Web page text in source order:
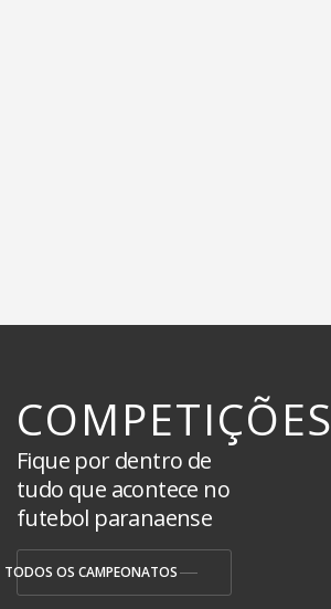
COMPETIÇÕES
Fique por dentro de
tudo que acontece no
futebol paranaense
TODOS OS CAMPEONATOS